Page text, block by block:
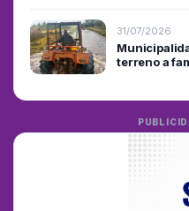
31/07/2026
terreno a